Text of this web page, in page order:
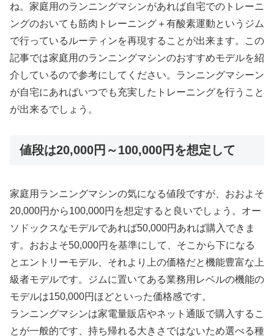
ね。家庭用のランニングマシンがあれば自宅でのトレーニ
ングのおいても筋肉トレーニング＋有酸素運動というジム
で行っているルーティンを再現することが出来ます。この
記事では家庭用のランニングマシンのおすすめモデルを紹
介しているので参考にしてください。ランニングマシーン
が自宅にあればいつでも充実したトレーニングを行うこと
が出来るでしょう。
値段は20,000円～100,000円を想定して
家庭用ランニングマシンの気になる値段ですが、おおよそ
20,000円から100,000円を想定すると良いでしょう。オー
ソドックスなモデルであれば50,000円あれば購入できま
す。おおよそ50,000円を基準にして、そこから下になる
とエントリーモデル、それより上の価格だと機能豊富な上
級者モデルです。ジムに置いてある業務用レベルの機能の
モデルは150,000円ほどといった価格感です。
ランニングマシンは家電量販店やネット通販で購入するこ
とが一般的です、持ち帰れる大きさではないため選べる種